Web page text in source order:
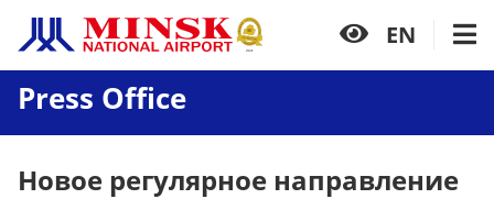
EN
Press Office
Новое регулярное направление